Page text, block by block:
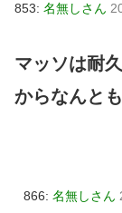
853: 名無しさん
マッソは耐
からなんと
866: 名無しさん